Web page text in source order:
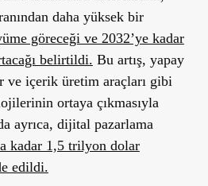
daha yüksek bir
göreceği ve 2032’ye kadar
belirtildi. Bu artış, yapay
ve içerik üretim araçları gibi
ortaya çıkmasıyla
ayrıca, dijital pazarlama
kadar 1,5 trilyon dolar
edildi.